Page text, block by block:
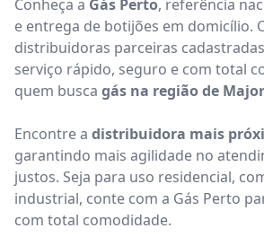
Conheça a Gás Perto, referência
e entrega de botijões em domicílio.
distribuidoras parceiras
serviço rápido, seguro e com total
quem busca gás na região de
Encontre a distribuidora mais
garantindo mais agilidade no
justos. Seja para uso residencial,
industrial, conte com a Gás Perto
com total comodidade.